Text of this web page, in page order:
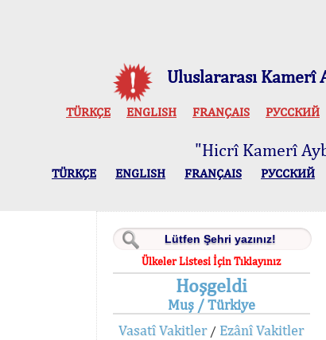
Uluslararası Kamerî
TÜRKÇE ENGLISH FRANÇAIS РУССКИЙ
"Hicrî Kamerî
TÜRKÇE ENGLISH FRANÇAIS РУССКИЙ
Ülkeler Listesi İçin Tıklayınız
Hoşgeldi
Muş / Türkiye
Vasatî Vakitler/ Ezânî Vakitler